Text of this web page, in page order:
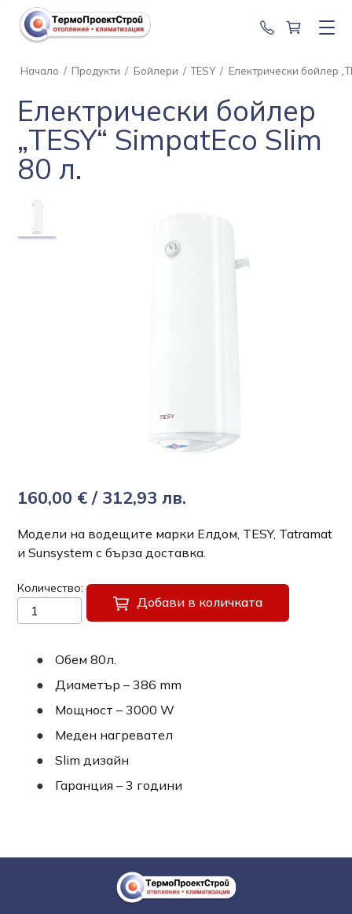
0888 201
Начало / Продукти / Бойлери / TESY / Електрически бойлер
Електрически бойлер
„TESY“ SimpatEco Slim
80 л.
160,00 € / 312,93 лв.
Модели на водещите марки Елдом, TESY, Tatramat
и Sunsystem с бърза доставка.
Количество
Добави в количката
Обем 80л.
Диаметър – 386 mm
Mощност – 3000 W
Меден нагревател
Slim дизайн
Гаранция – 3 години